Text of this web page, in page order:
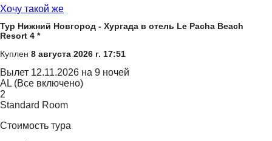
Хочу такой же
Тур Нижний Новгород - Хургада в отель Le Pacha Beach
Resort 4 *
Куплен 8 августа 2026 г. 17:51
Вылет 12.11.2026 на 9 ночей
AL (Все включено)
2
Standard Room
Стоимость тура